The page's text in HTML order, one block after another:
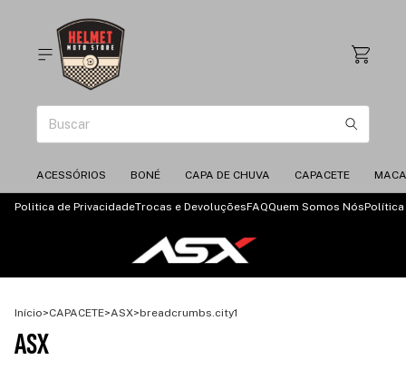
ACESSÓRIOS BONÉ CAPA DE CHUVA CAPACETE
Politica de PrivacidadeTrocas e DevoluçõesFAQQuem Somos NósPolítica
Início>CAPACETE>ASX>breadcrumbs.city1
ASX